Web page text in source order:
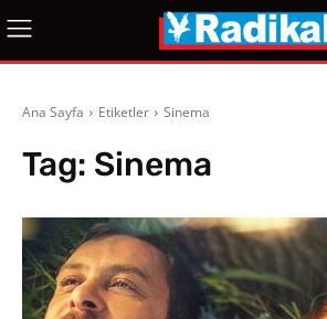
Ana Sayfa Etiketler Sinema
Tag: Sinema